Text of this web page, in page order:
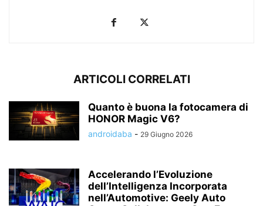
ARTICOLI CORRELATI
Quanto è buona la fotocamera di
HONOR Magic V6?
androidaba - 29 Giugno 2026
Accelerando l’Evoluzione
dell’Intelligenza Incorporata
nell’Automotive: Geely Auto